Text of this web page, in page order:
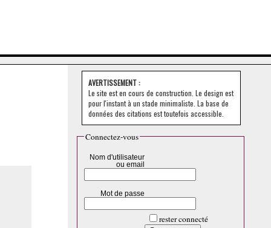
AVERTISSEMENT :
Le site est en cours de construction. Le design est
pour l'instant à un stade minimaliste. La base de
données des citations est toutefois accessible.
Connectez-vous
Nom d'utilisateur
ou email
Mot de passe
rester connecté